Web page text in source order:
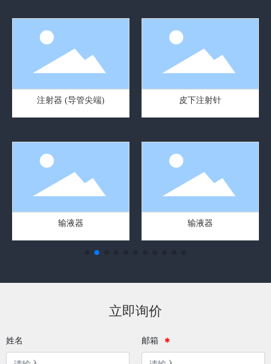
注射器 (导管尖端) 皮下注射针
输液器 输液器
立即询价
姓名 邮箱